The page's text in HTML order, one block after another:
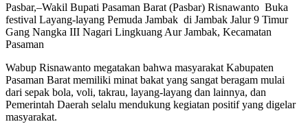
Pasbar,–Wakil Bupati Pasaman Barat (Pasbar) Risnawanto Buka
festival Layang-layang Pemuda Jambak di Jambak Jalur 9 Timur
Gang Nangka III Nagari Lingkuang Aur Jambak, Kecamatan
Pasaman
Wabup Risnawanto megatakan bahwa masyarakat Kabupaten
Pasaman Barat memiliki minat bakat yang sangat beragam mulai
dari sepak bola, voli, takrau, layang-layang dan lainnya, dan
Pemerintah Daerah selalu mendukung kegiatan positif yang digelar
masyarakat.